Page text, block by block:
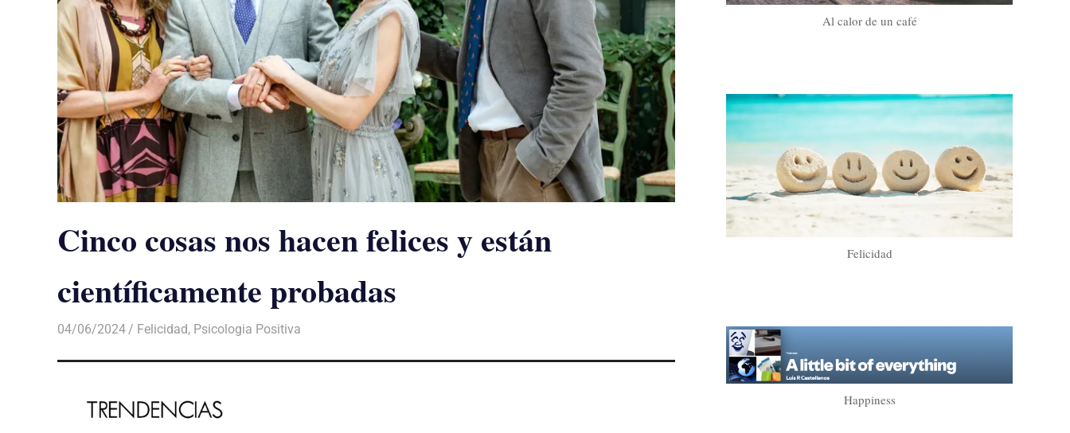
Cinco cosas nos hacen felices y están
científicamente probadas
04/06/2024 De todo un Poco
Felicidad, Psicologia Positiva
Al calor de un café
Felicidad
Happiness